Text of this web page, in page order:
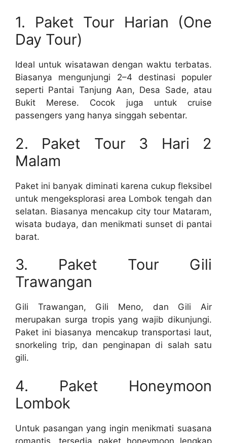
1. Paket Tour Harian (One
Day Tour)
Ideal untuk wisatawan dengan waktu terbatas.
Biasanya mengunjungi 2–4 destinasi populer
seperti Pantai Tanjung Aan, Desa Sade, atau
Bukit Merese. Cocok juga untuk cruise
passengers yang hanya singgah sebentar.
2. Paket Tour 3 Hari 2
Malam
Paket ini banyak diminati karena cukup fleksibel
untuk mengeksplorasi area Lombok tengah dan
selatan. Biasanya mencakup city tour Mataram,
wisata budaya, dan menikmati sunset di pantai
barat.
3. Paket Tour Gili
Trawangan
Gili Trawangan, Gili Meno, dan Gili Air
merupakan surga tropis yang wajib dikunjungi.
Paket ini biasanya mencakup transportasi laut,
snorkeling trip, dan penginapan di salah satu
gili.
4. Paket Honeymoon
Lombok
Untuk pasangan yang ingin menikmati suasana
romantis, tersedia paket honeymoon lengkap